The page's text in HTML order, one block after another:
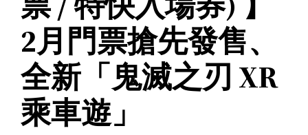
2月門票搶先發售、
全新「鬼滅之刃 XR
乘車遊」